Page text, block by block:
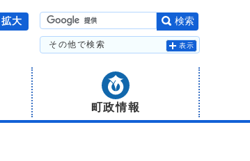
拡大 検索
その他で検索 表示
町政情報